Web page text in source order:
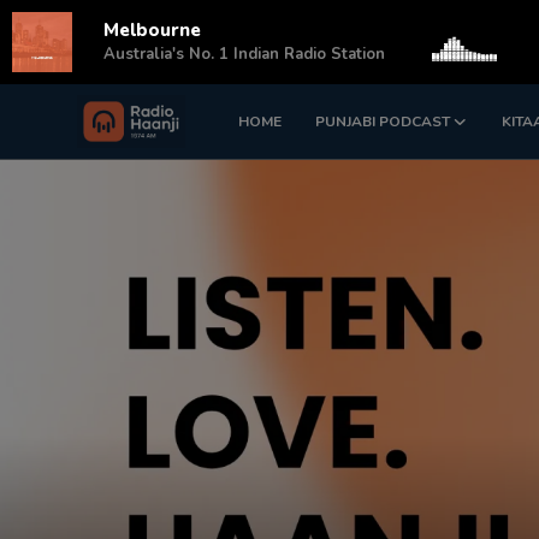
HOME PUNJABI PODCAST
Login Register
Melbourne
Australia's No. 1 Indian Radio Station